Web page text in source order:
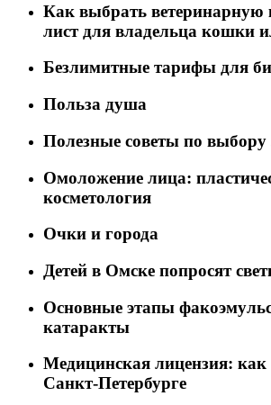
Как выбрать ветеринарную
лист для владельца кошки
Безлимитные тарифы для
Польза душа
Полезные советы по
Омоложение лица:
косметология
Очки и города
Детей в Омске попросят
Основные этапы
катаракты
Медицинская лицензия: как
Санкт-Петербурге